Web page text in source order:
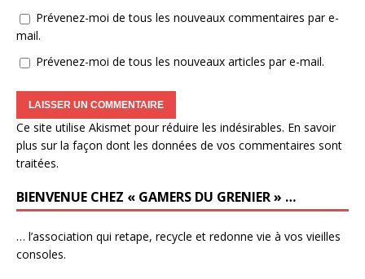
Prévenez-moi de tous les nouveaux commentaires par e-
mail.
Prévenez-moi de tous les nouveaux articles par e-mail.
Ce site utilise Akismet pour réduire les indésirables. En savoir
plus sur la façon dont les données de vos commentaires sont
traitées.
BIENVENUE CHEZ « GAMERS DU GRENIER » …
… l’association qui retape, recycle et redonne vie à vos vieilles
consoles.